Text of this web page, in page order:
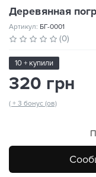
Деревянная
Артикул: БГ-0001
(0)
10 + купили
320 грн
( + 3 бонус (ов)